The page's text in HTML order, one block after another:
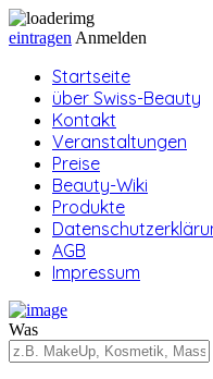
eintragen Anmelden
Startseite
über Swiss-Beauty
Kontakt
Veranstaltungen
Preise
Beauty-Wiki
Produkte
AGB
Impressum
Was